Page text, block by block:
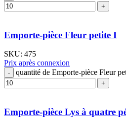
Emporte-pièce Fleur petite I
SKU: 475
Prix après connexion
quantité de Emporte-pièce Fleur
Emporte-pièce Lys à quatre